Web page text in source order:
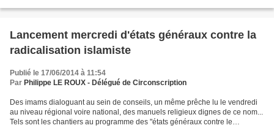
Lancement mercredi d'états généraux contre la
radicalisation islamiste
Publié le 17/06/2014 à 11:54
Par Philippe LE ROUX - Délégué de Circonscription
Des imams dialoguant au sein de conseils, un même prêche lu le vendredi
au niveau régional voire national, des manuels religieux dignes de ce nom...
Tels sont les chantiers au programme des "états généraux contre le